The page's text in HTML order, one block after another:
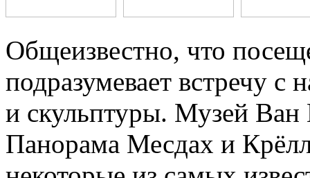
Общеизвестно, что
подразумевает встречу
и скульптуры. Музей Ван
Панорама Месдах и